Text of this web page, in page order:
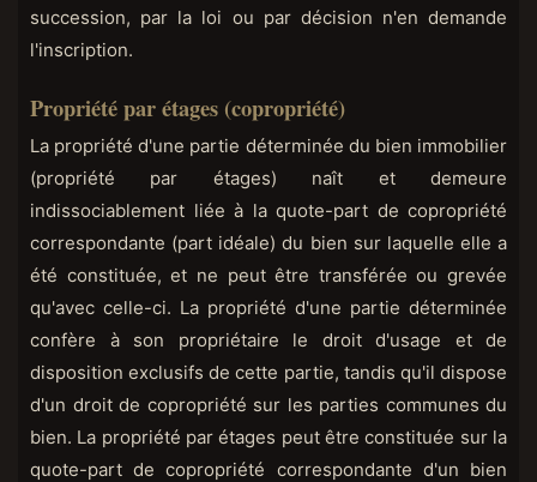
succession, par la loi ou par décision n'en demande
l'inscription.
Propriété par étages (copropriété)
La propriété d'une partie déterminée du bien immobilier
(propriété par étages) naît et demeure
indissociablement liée à la quote-part de copropriété
correspondante (part idéale) du bien sur laquelle elle a
été constituée, et ne peut être transférée ou grevée
qu'avec celle-ci. La propriété d'une partie déterminée
confère à son propriétaire le droit d'usage et de
disposition exclusifs de cette partie, tandis qu'il dispose
d'un droit de copropriété sur les parties communes du
bien. La propriété par étages peut être constituée sur la
quote-part de copropriété correspondante d'un bien